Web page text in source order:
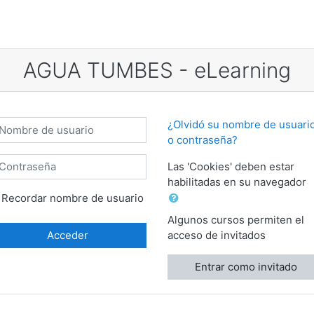
AGUA TUMBES - eLearning
de usuario
Recordar nombre de usuario
Acceder
¿Olvidó su nombre de
o contraseña?
Las 'Cookies' deben estar
habilitadas en su navegador
Algunos cursos permiten el
acceso de invitados
Entrar como invitado